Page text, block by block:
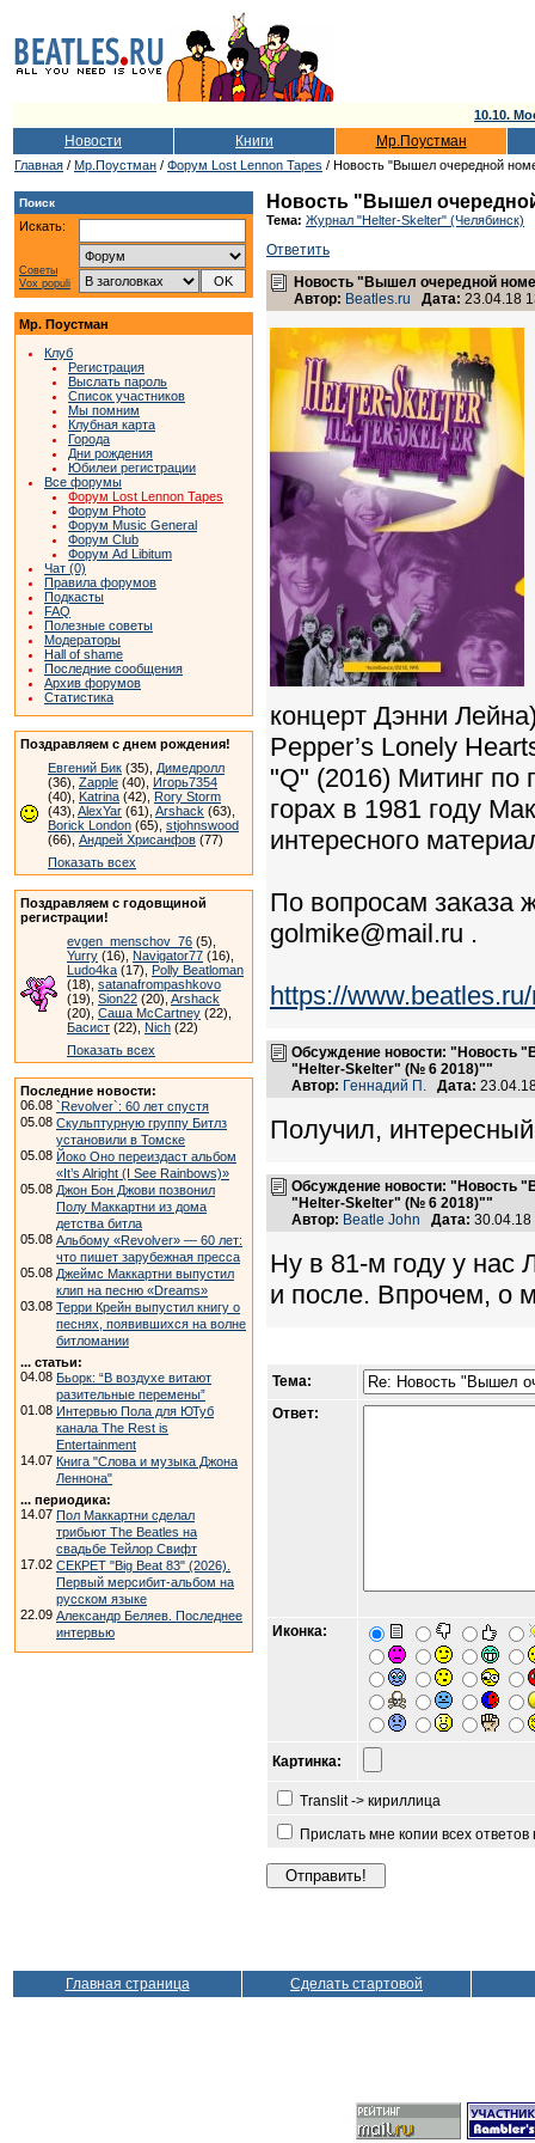
10.10.
Новости Книги Мр.Поустман
Главная / Мр.Поустман / Форум Lost Lennon Tapes / Новость "Вышел очередной
Поиск
Искать:
Советы
Vox populi
Мр. Поустман
Клуб
Регистрация
Выслать пароль
Список участников
Мы помним
Клубная карта
Города
Дни рождения
Юбилеи регистрации
Все форумы
Форум Lost Lennon Tapes
Форум Photo
Форум Music General
Форум Club
Форум Ad Libitum
Чат (0)
Правила форумов
Подкасты
FAQ
Полезные советы
Модераторы
Hall of shame
Последние сообщения
Архив форумов
Статистика
Поздравляем с днем рождения!
Евгений Бик (35), Димедролл
(36), Zapple (40), Игорь7354
(40), Katrina (42), Rory Storm
(43), AlexYar (61), Arshack (63),
Borick London (65), stjohnswood
(66), Андрей Хрисанфов (77)
Показать всех
Поздравляем с годовщиной
регистрации!
evgen_menschov_76 (5),
Yurry (16), Navigator77 (16),
Ludo4ka (17), Polly Beatloman
(18), satanafrompashkovo
(19), Sion22 (20), Arshack
(20), Саша McCartney (22),
Басист (22), Nich (22)
Показать всех
Последние новости:
06.08 `Revolver`: 60 лет спустя
05.08 Скульптурную группу Битлз
установили в Томске
05.08 Йоко Оно переиздаст альбом
«It’s Alright (I See Rainbows)»
05.08 Джон Бон Джови позвонил
Полу Маккартни из дома
детства битла
05.08 Альбому «Revolver» — 60 лет:
что пишет зарубежная пресса
05.08 Джеймс Маккартни выпустил
клип на песню «Dreams»
03.08 Терри Крейн выпустил книгу о
песнях, появившихся на волне
битломании
... статьи:
04.08 Бьорк: “В воздухе витают
разительные перемены”
01.08 Интервью Пола для ЮТуб
канала The Rest is
Entertainment
14.07 Книга "Слова и музыка Джона
Леннона"
... периодика:
14.07 Пол Маккартни сделал
трибьют The Beatles на
свадьбе Тейлор Свифт
17.02 СЕКРЕТ "Big Beat 83" (2026).
Первый мерсибит-альбом на
русском языке
22.09 Александр Беляев. Последнее
интервью
Новость "Вышел
Тема: Журнал "Helter-Skelter" (Челябинск)
Ответить
Новость "Вышел очередной
Автор: Beatles.ru Дата: 23.04.18
концерт Дэнни
Pepper’s Lonely
"Q" (2016) Митинг
горах в 1981 году
интересного
По вопросам заказа
golmike@mail.ru .
https://
Обсуждение новости: "Новость
"Helter-Skelter" (№ 6 2018)""
Автор: Геннадий П. Дата:
Получил,
Обсуждение новости: "Новость
"Helter-Skelter" (№ 6 2018)""
Автор: Beatle John Дата:
Ну в 81-м году у нас
и после. Впрочем, о
Тема:
Ответ:
Иконка:
Картинка:
Translit -> кириллица
Прислать мне копии всех
Главная страница Сделать стартовой